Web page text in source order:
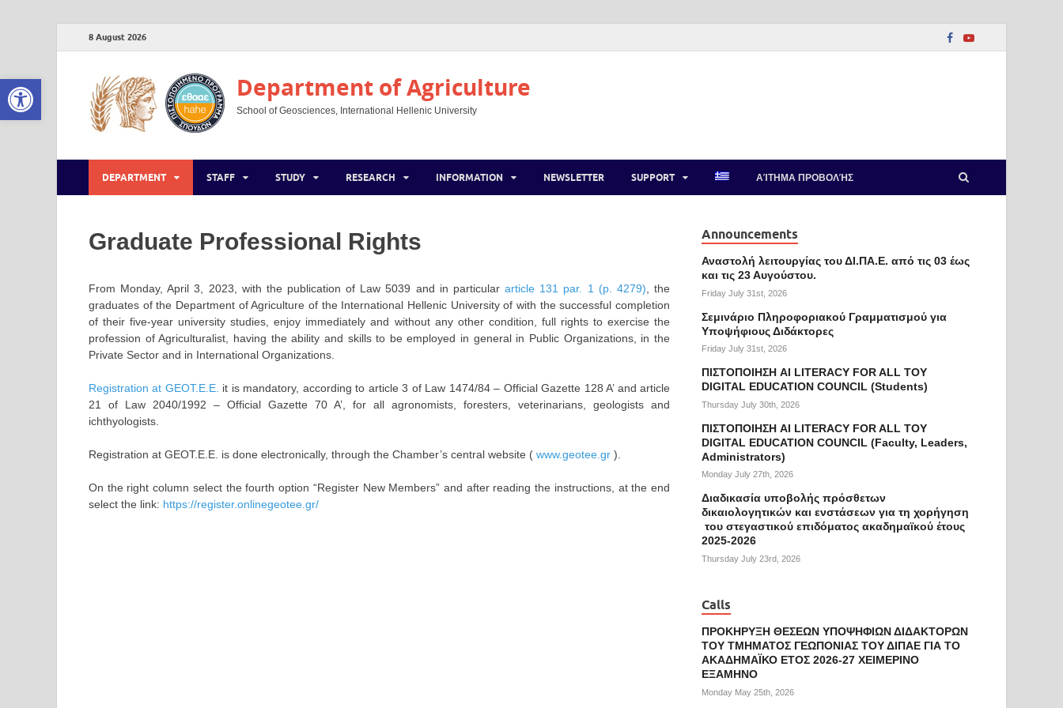
Open toolbar
8 August 2026
Department of Agriculture
School of Geosciences, International Hellenic University
DEPARTMENT STAFF STUDY RESEARCH INFORMATION NEWSLETTER SUPPORT ΑΊΤΗΜΑ ΠΡΟΒΟΛΉΣ
Graduate Professional Rights
From Monday, April 3, 2023, with the publication of Law 5039 and in particulararticle 131 par. 1 (p. 4279) , the
graduates of the Department of Agriculture of the International Hellenic University of with the successful completion
of their five-year university studies, enjoy immediately and without any other condition, full rights to exercise the
profession of Agriculturalist, having the ability and skills to be employed in general in Public Organizations, in the
Private Sector and in International Organizations.
Registration at GEOT.E.E. it is mandatory, according to article 3 of Law 1474/84 – Official Gazette 128 A’ and article
21 of Law 2040/1992 – Official Gazette 70 A’, for all agronomists, foresters, veterinarians, geologists and
ichthyologists.
Registration at GEOT.E.E. is done electronically, through the Chamber’s central website ( www.geotee.gr ).
On the right column select the fourth option “Register New Members” and after reading the instructions, at the end
select the link: https://register.onlinegeotee.gr/
Announcements
Αναστολή λειτουργίας του ΔΙ.ΠΑ.Ε. από τις 03 έως
και τις 23 Αυγούστου.
Friday July 31st, 2026
Σεμινάριο Πληροφοριακού Γραμματισμού για
Υποψήφιους Διδάκτορες
Friday July 31st, 2026
ΠΙΣΤΟΠΟΙΗΣΗ AI LITERACY FOR ALL ΤΟΥ
DIGITAL EDUCATION COUNCIL (Students)
Thursday July 30th, 2026
ΠΙΣΤΟΠΟΙΗΣΗ AI LITERACY FOR ALL ΤΟΥ
DIGITAL EDUCATION COUNCIL (Faculty, Leaders,
Administrators)
Monday July 27th, 2026
Διαδικασία υποβολής πρόσθετων
δικαιολογητικών και ενστάσεων για τη χορήγηση
του στεγαστικού επιδόματος ακαδημαϊκού έτους
2025-2026
Thursday July 23rd, 2026
Calls
ΠΡΟΚΗΡΥΞΗ ΘΕΣΕΩΝ ΥΠΟΨΗΦΙΩΝ ΔΙΔΑΚΤΟΡΩΝ
ΤΟΥ ΤΜΗΜΑΤΟΣ ΓΕΩΠΟΝΙΑΣ ΤΟΥ ΔΙΠΑΕ ΓΙΑ ΤΟ
ΑΚΑΔΗΜΑΪΚΟ ΕΤΟΣ 2026-27 ΧΕΙΜΕΡΙΝΟ
ΕΞΑΜΗΝΟ
Monday May 25th, 2026